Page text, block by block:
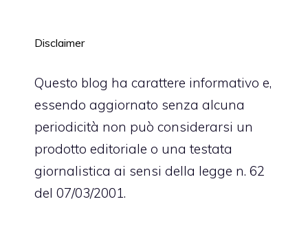
Disclaimer
Questo blog ha carattere informativo e,
essendo aggiornato senza alcuna
periodicità non può considerarsi un
prodotto editoriale o una testata
giornalistica ai sensi della legge n. 62
del 07/03/2001.